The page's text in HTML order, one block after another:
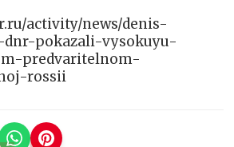
activity/news/denis-
pokazali-vysokuyu-
predvaritelnom-
rossii